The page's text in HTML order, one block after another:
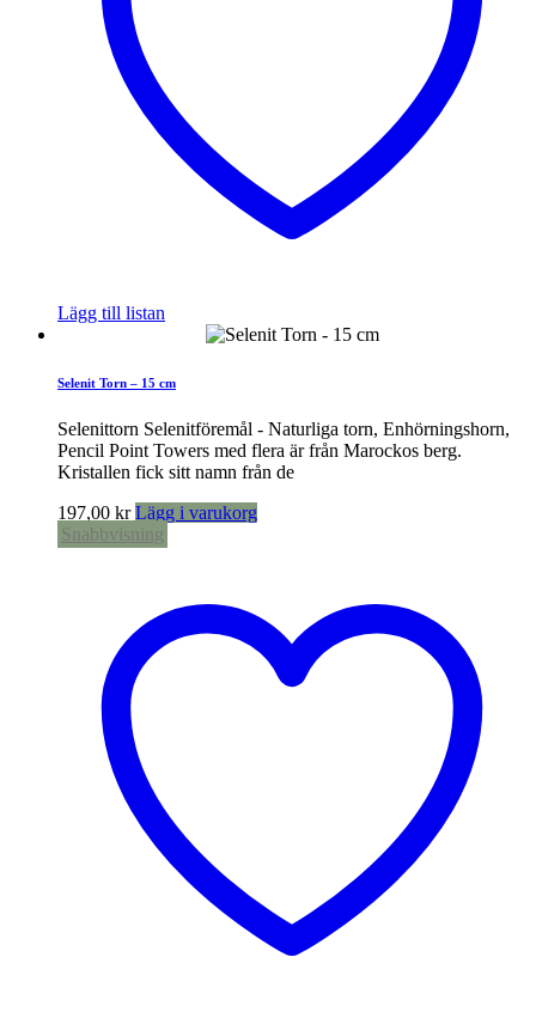
Lägg till listan
Selenit Torn – 15 cm
Selenittorn Selenitföremål - Naturliga torn, Enhörningshorn,
Pencil Point Towers med flera är från Marockos berg.
Kristallen fick sitt namn från de
197,00 kr Lägg i varukorg
Snabbvisning